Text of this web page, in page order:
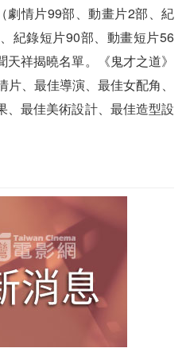
劇情片99部、動畫片2部、紀
紀錄短片90部、動畫短片56
祥揭曉名單。《鬼才之道》
、最佳導演、最佳女配角、
、最佳美術設計、最佳造型設